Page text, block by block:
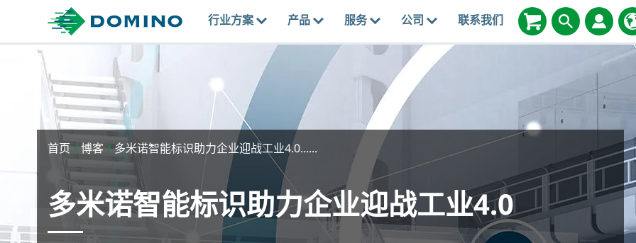
行业方案 产品 服务 公司 联系我们
首页 /博客 /多米诺智能标识助力企业迎战工业4.0......
多米诺智能标识助力企业迎战工业4.0